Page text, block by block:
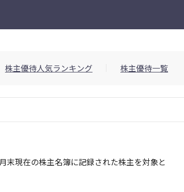
株主優待人気ランキング 株主優待一覧
末現在の株主名簿に記録された株主を対象と